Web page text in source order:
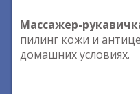
Массажер-
пилинг кожи и
домашних условиях.